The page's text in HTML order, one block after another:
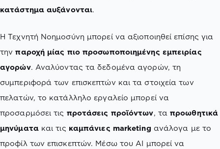
κατάστημα αυξάνονται.
Η Τεχνητή Νοημοσύνη μπορεί να αξιοποιηθεί επίσης για
τηνπαροχή μίας πιο προσωποποιημένης εμπειρίας
αγορών. Αναλύοντας τα δεδομένα αγορών, τη
συμπεριφορά των επισκεπτών και τα στοιχεία των
πελατών, το κατάλληλο εργαλείο μπορεί να
προσαρμόσει τις προτάσεις προϊόντων, ταπροωθητικά
μηνύματακαι τις καμπάνιες marketing ανάλογα με το
προφίλ των επισκεπτών. Μέσω του AI μπορεί να